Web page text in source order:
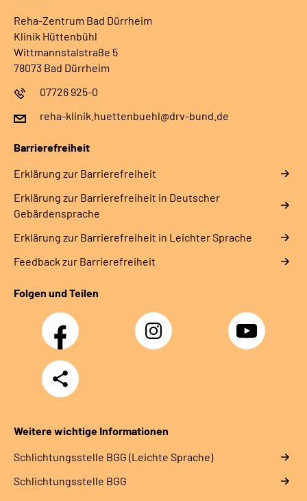
Reha-Zentrum Bad Dürrheim
Klinik Hüttenbühl
Wittmannstalstraße 5
78073 Bad Dürrheim
07726 925-0
reha-klinik.huettenbuehl@drv-bund.de
Barrierefreiheit
Erklärung zur Barrierefreiheit
Erklärung zur Barrierefreiheit in Deutscher
Gebärdensprache
Erklärung zur Barrierefreiheit in Leichter Sprache
Feedback zur Barrierefreiheit
Folgen und Teilen
Facebook Instagram YouTube
Teilen
Weitere wichtige Informationen
Schlich­tungs­stel­le BGG (Leichte Sprache)
Schlich­tungs­stel­le BGG